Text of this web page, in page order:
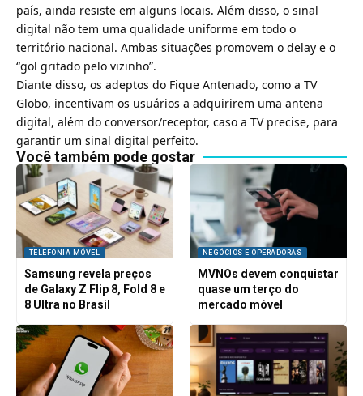
país, ainda resiste em alguns locais. Além disso, o sinal
digital não tem uma qualidade uniforme em todo o
território nacional. Ambas situações promovem o delay e o
“gol gritado pelo vizinho”.
Diante disso, os adeptos do Fique Antenado, como a TV
Globo, incentivam os usuários a adquirirem uma antena
digital, além do conversor/receptor, caso a TV precise, para
garantir um sinal digital perfeito.
Você também pode gostar
TELEFONIA MÓVEL
Samsung revela preços
de Galaxy Z Flip 8, Fold 8 e
8 Ultra no Brasil
NEGÓCIOS E OPERADORAS
MVNOs devem conquistar
quase um terço do
mercado móvel